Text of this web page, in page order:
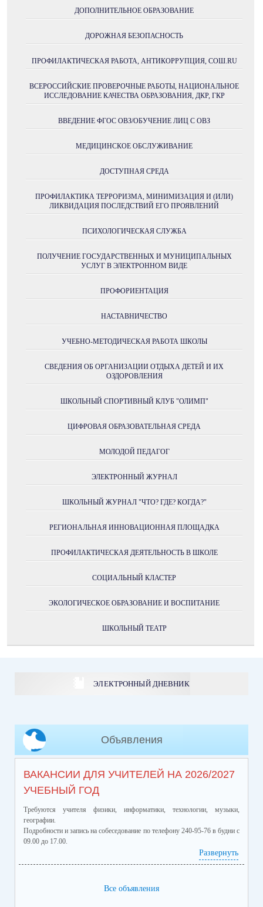
ДОПОЛНИТЕЛЬНОЕ ОБРАЗОВАНИЕ
ДОРОЖНАЯ БЕЗОПАСНОСТЬ
ПРОФИЛАКТИЧЕСКАЯ РАБОТА, АНТИКОРРУПЦИЯ, СОШ.RU
ВСЕРОССИЙСКИЕ ПРОВЕРОЧНЫЕ РАБОТЫ, НАЦИОНАЛЬНОЕ
ИССЛЕДОВАНИЕ КАЧЕСТВА ОБРАЗОВАНИЯ, ДКР, ГКР
ВВЕДЕНИЕ ФГОС ОВЗ/ОБУЧЕНИЕ ЛИЦ С ОВЗ
МЕДИЦИНСКОЕ ОБСЛУЖИВАНИЕ
ДОСТУПНАЯ СРЕДА
ПРОФИЛАКТИКА ТЕРРОРИЗМА, МИНИМИЗАЦИЯ И (ИЛИ)
ЛИКВИДАЦИЯ ПОСЛЕДСТВИЙ ЕГО ПРОЯВЛЕНИЙ
ПСИХОЛОГИЧЕСКАЯ СЛУЖБА
ПОЛУЧЕНИE ГОСУДАРСТВЕННЫХ И МУНИЦИПАЛЬНЫХ
УСЛУГ В ЭЛЕКТРОННОМ ВИДЕ
ПРОФОРИЕНТАЦИЯ
НАСТАВНИЧЕСТВО
УЧЕБНО-МЕТОДИЧЕСКАЯ РАБОТА ШКОЛЫ
СВЕДЕНИЯ ОБ ОРГАНИЗАЦИИ ОТДЫХА ДЕТЕЙ И ИХ
ОЗДОРОВЛЕНИЯ
ШКОЛЬНЫЙ СПОРТИВНЫЙ КЛУБ "ОЛИМП"
ЦИФРОВАЯ ОБРАЗОВАТЕЛЬНАЯ СРЕДА
МОЛОДОЙ ПЕДАГОГ
ЭЛЕКТРОННЫЙ ЖУРНАЛ
ШКОЛЬНЫЙ ЖУРНАЛ "ЧТО? ГДЕ? КОГДА?"
РЕГИОНАЛЬНАЯ ИННОВАЦИОННАЯ ПЛОЩАДКА
ПРОФИЛАКТИЧЕСКАЯ ДЕЯТЕЛЬНОСТЬ В ШКОЛЕ
СОЦИАЛЬНЫЙ КЛАСТЕР
ЭКОЛОГИЧЕСКОЕ ОБРАЗОВАНИЕ И ВОСПИТАНИЕ
ШКОЛЬНЫЙ ТЕАТР
ЭЛЕКТРОННЫЙ ДНЕВНИК
Объявления
ВАКАНСИИ ДЛЯ УЧИТЕЛЕЙ НА 2026/2027
УЧЕБНЫЙ ГОД
Требуются учителя физики, информатики, технологии, музыки,
географии.
Подробности и запись на собеседование по телефону 240-95-76 в будни с
09.00 до 17.00.
Развернуть
Все объявления